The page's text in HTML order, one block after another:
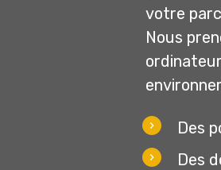
votre
Nous
Des
Des